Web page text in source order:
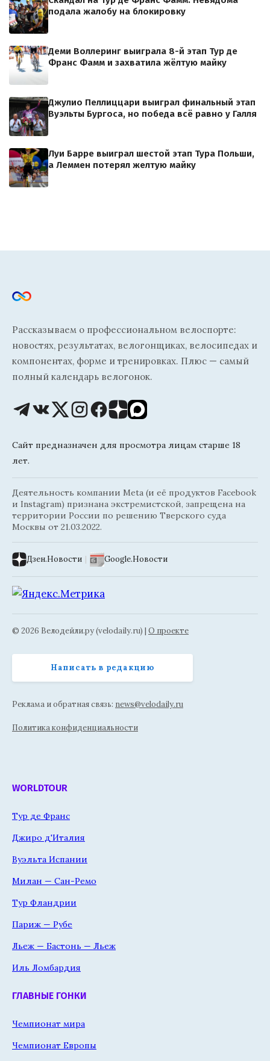
подала жалобу на блокировку
Деми Воллеринг выиграла 8-й этап Тур де
Франс Фамм и захватила жёлтую майку
Джулио Пеллиццари выиграл финальный этап
Вуэльты Бургоса, но победа всё равно у Галля
Луи Барре выиграл шестой этап Тура Польши,
а Леммен потерял желтую майку
Рассказываем о профессиональном велоспорте:
новостях, результатах, велогонщиках, велосипедах и
компонентах, форме и тренировках. Плюс — самый
полный календарь велогонок.
Сайт предназначен для просмотра лицам старше 18
лет.
Деятельность компании Meta (и её продуктов Facebook
и Instagram) признана экстремистской, запрещена на
территории России по решению Тверского суда
Москвы от 21.03.2022.
Дзен.Новости | Google.Новости
© 2026 Велодейли.ру (velodaily.ru) | О проекте
Написать в редакцию
Реклама и обратная связь: news@velodaily.ru
Политика конфиденциальности
WORLDTOUR
Тур де Франс
Джиро д'Италия
Вуэльта Испании
Милан — Сан-Ремо
Тур Фландрии
Париж — Рубе
Льеж — Бастонь — Льеж
Иль Ломбардия
ГЛАВНЫЕ ГОНКИ
Чемпионат мира
Чемпионат Европы